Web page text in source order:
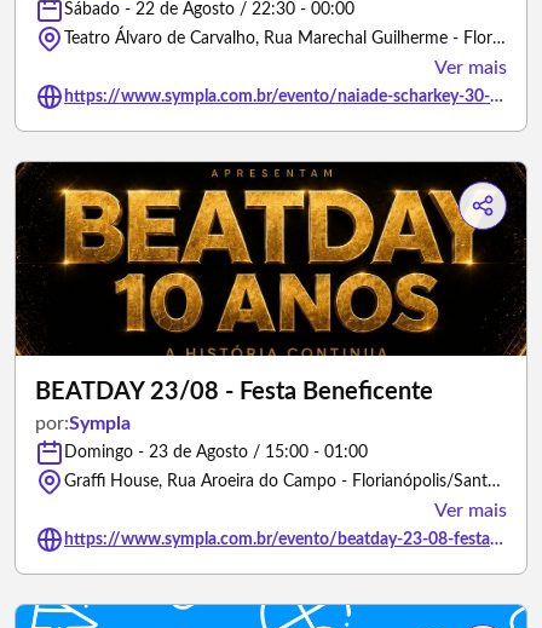
Sábado - 22 de Agosto / 22:30 - 00:00
Teatro Álvaro de Carvalho, Rua Marechal Guilherme - Florianópolis/Santa Catarina
Ver mais
https://www.sympla.com.br/evento/naiade-scharkey-30-anos-de-danca/3468005
BEATDAY 23/08 - Festa Beneficente
por:Sympla
Domingo - 23 de Agosto / 15:00 - 01:00
Graffi House, Rua Aroeira do Campo - Florianópolis/Santa Catarina
Ver mais
https://www.sympla.com.br/evento/beatday-23-08-festa-beneficente/3466389